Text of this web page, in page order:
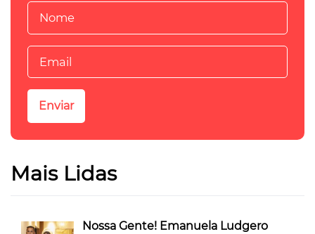
Mais Lidas
Nossa Gente! Emanuela Ludgero